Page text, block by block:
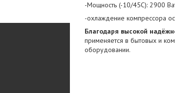
-Мощность (-10/45C): 2900
-охлаждение компрессора
Благодаря высокой
применяется в бытовых и
оборудовании.